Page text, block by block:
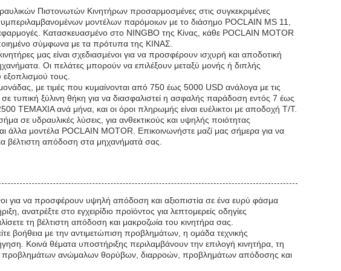
Πιστονωτών Κινητήρων προσαρμοσμένες στις συγκεκριμένες
μοντέλων παρόμοιων με το διάσημο POCLAIN MS 11,
Κατασκευασμένο στο NINGBO της Κίνας, κάθε POCLAIN MOTOR
σύμφωνα με τα πρότυπα της ΚΙΝΑΣ.
μας είναι σχεδιασμένοι για να προσφέρουν ισχυρή και αποδοτική
Οι πελάτες μπορούν να επιλέξουν μεταξύ μονής ή διπλής
εξοπλισμού τους.
με τιμές που κυμαίνονται από 750 έως 5000 USD ανάλογα με τις
τυπική ξύλινη θήκη για να διασφαλιστεί η ασφαλής παράδοση εντός 7 έως
ΤΕΜΑΧΙΑ ανά μήνα, και οι όροι πληρωμής είναι ευέλικτοι με αποδοχή T/T.
σε υδραυλικές λύσεις, για ανθεκτικούς και υψηλής ποιότητας
άλλα μοντέλα POCLAIN MOTOR. Επικοινωνήστε μαζί μας σήμερα για να
βέλτιστη απόδοση στα μηχανήματά σας.
για να προσφέρουν υψηλή απόδοση και αξιοπιστία σε ένα ευρύ φάσμα
ανατρέξτε στο εγχειρίδιο προϊόντος για λεπτομερείς οδηγίες
τη βέλτιστη απόδοση και μακροζωία του κινητήρα σας.
βοήθεια με την αντιμετώπιση προβλημάτων, η ομάδα τεχνικής
Κοινά θέματα υποστήριξης περιλαμβάνουν την επιλογή κινητήρα, τη
προβλημάτων ανώμαλων θορύβων, διαρροών, προβλημάτων απόδοσης και